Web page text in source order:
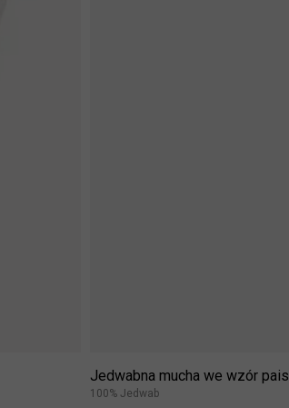
Jedwabna mucha we wzór
100% Jedwab